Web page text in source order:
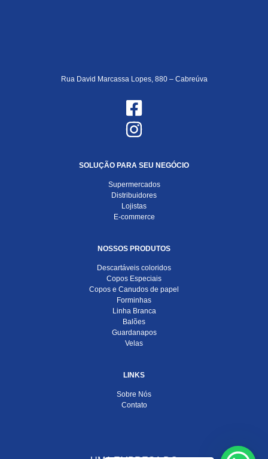
Rua David Marcassa Lopes, 880 – Cabreúva
SOLUÇÃO PARA SEU NEGÓCIO
Supermercados
Distribuidores
Lojistas
E-commerce
NOSSOS PRODUTOS
Descartáveis coloridos
Copos Especiais
Copos e Canudos de papel
Forminhas
Linha Branca
Balões
Guardanapos
Velas
LINKS
Sobre Nós
Contato